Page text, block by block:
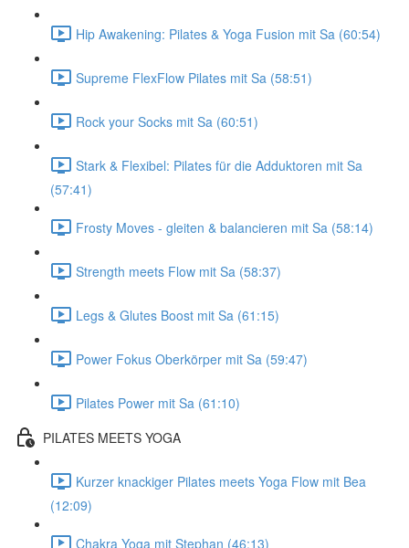
Hip Awakening: Pilates & Yoga Fusion mit Sa (60:54)
Supreme FlexFlow Pilates mit Sa (58:51)
Rock your Socks mit Sa (60:51)
Stark & Flexibel: Pilates für die Adduktoren mit Sa
(57:41)
Frosty Moves - gleiten & balancieren mit Sa (58:14)
Strength meets Flow mit Sa (58:37)
Legs & Glutes Boost mit Sa (61:15)
Power Fokus Oberkörper mit Sa (59:47)
Pilates Power mit Sa (61:10)
PILATES MEETS YOGA
Kurzer knackiger Pilates meets Yoga Flow mit Bea
(12:09)
Chakra Yoga mit Stephan (46:13)